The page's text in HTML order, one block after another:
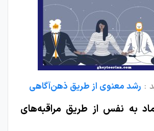
: رشد معنوی از طریق ذهن‌آگاهی
به نفس از طریق مراقبه‌های